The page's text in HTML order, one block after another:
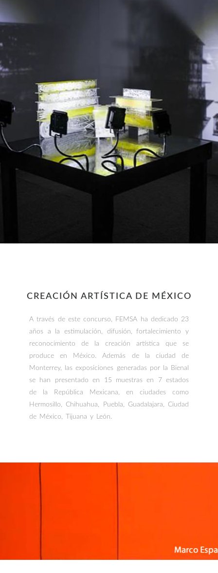
CREACIÓN ARTÍSTICA DE MÉXICO
A través de este concurso, FEMSA ha dedicado 23
años a la estimulación, difusión, fortalecimiento y
reconocimiento de la creación artística que se
produce en México. Además de la ciudad de
Monterrey, las exposiciones generadas por la Bienal
se han presentado en 15 muestras en 7 estados
de la República Mexicana, en ciudades como
Hermosillo, Chihuahua, Puebla, Guadalajara, Ciudad
de México, Tijuana y León.